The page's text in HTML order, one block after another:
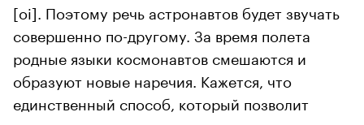
[oi]. Поэтому речь астронавтов будет звучать
совершенно по-другому. За время полета
родные языки космонавтов смешаются и
образуют новые наречия. Кажется, что
единственный способ, который позволит